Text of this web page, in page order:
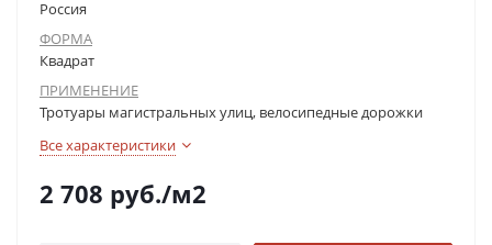
Россия
ФОРМА
Квадрат
ПРИМЕНЕНИЕ
Тротуары магистральных улиц, велосипедные дорожки
Все характеристики
2 708 руб./м2